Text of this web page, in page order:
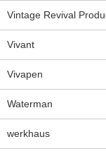
Vintage Revival
Vivant
Vivapen
Waterman
werkhaus